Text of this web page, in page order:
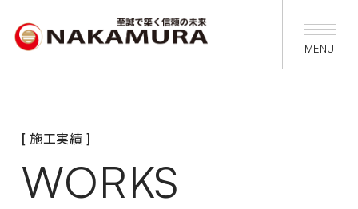
[ 施工実績 ]
WORKS